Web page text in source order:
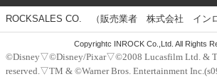
ROCKSALES CO. （販売業者 株式会社 イン
Copyrightc INROCK Co.,Ltd. All Rights
©Disney▽©Disney/Pixar▽©2008 Lucasfilm Ltd. &
reserved.▽TM & ©Warner Bros. Entertainment